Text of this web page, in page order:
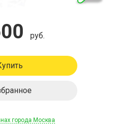
руб.
города Москва